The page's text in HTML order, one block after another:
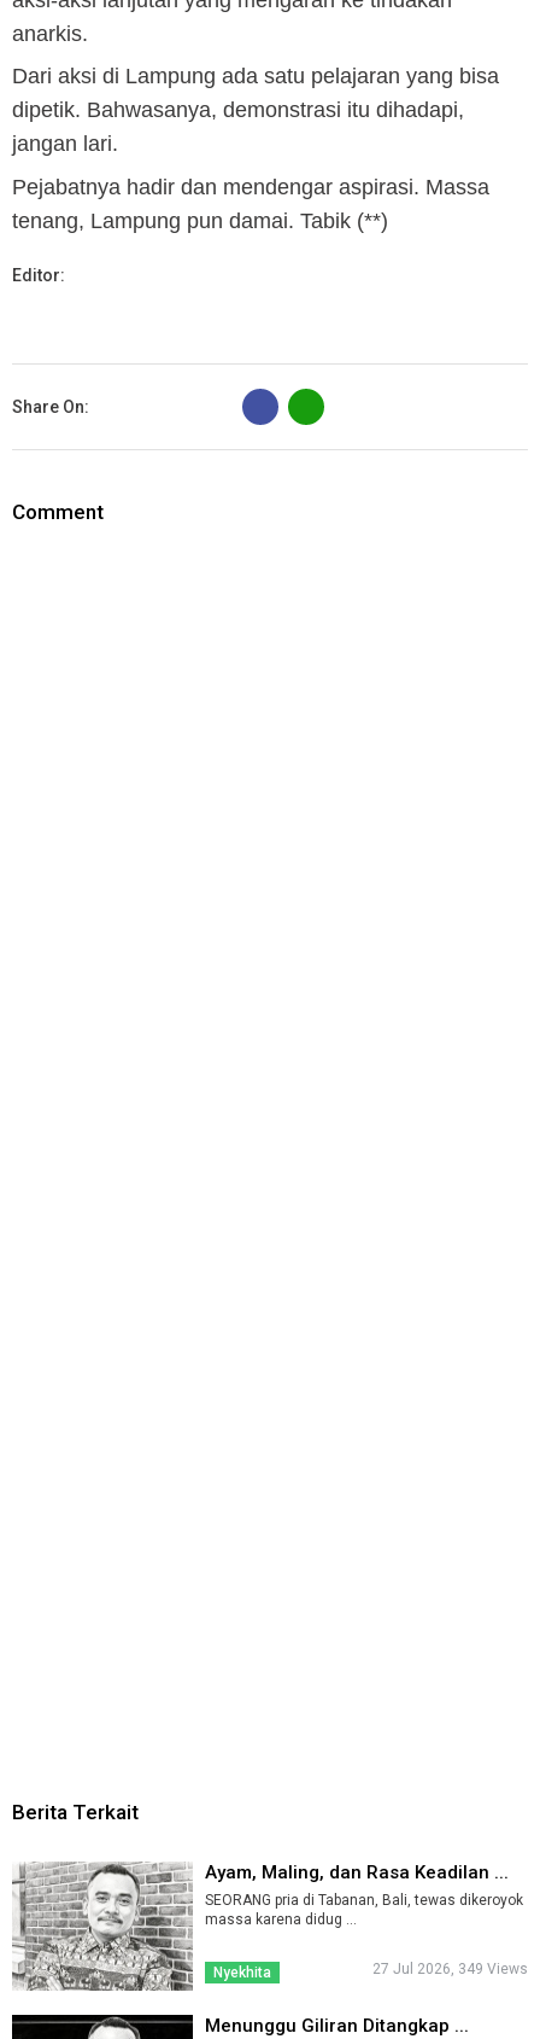
anarkis.
Dari aksi di Lampung ada satu pelajaran yang bisa
dipetik. Bahwasanya, demonstrasi itu dihadapi,
jangan lari.
Pejabatnya hadir dan mendengar aspirasi. Massa
tenang, Lampung pun damai. Tabik (**)
Editor:
Share On:
B
Comment
Berita Terkait
Ayam, Maling, dan Rasa Keadilan ...
SEORANG pria di Tabanan, Bali, tewas dikeroyok
massa karena didug ...
Nyekhita 27 Jul 2026, 349 Views
Menunggu Giliran Ditangkap ...